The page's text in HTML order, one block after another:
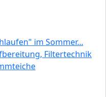
im Sommer...
Filtertechnik